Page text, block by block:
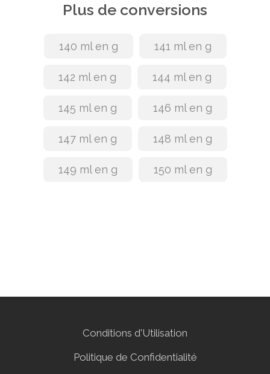
Plus de conversions
140 ml en g 141 ml en g
142 ml en g 144 ml en g
145 ml en g 146 ml en g
147 ml en g 148 ml en g
149 ml en g 150 ml en g
Conditions d'Utilisation
Politique de Confidentialité